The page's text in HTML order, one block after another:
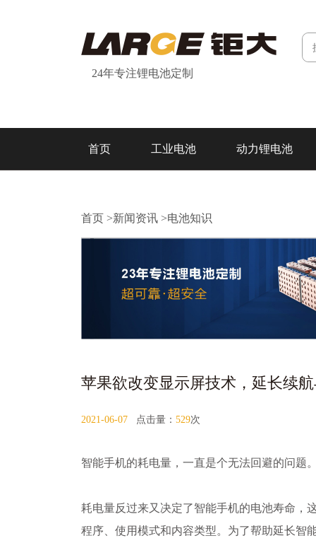
24年专注锂电池定制
首页 工业电池 动力锂电池
首页 >新闻资讯 >电池知识
苹果欲改变显示屏技术，延长续
2021-06-07 点击量： 529次
智能手机的耗电量，一直是个无法回避的问题
耗电量反过来又决定了智能手机的电池寿命，
程序、使用模式和内容类型。为了帮助延长智